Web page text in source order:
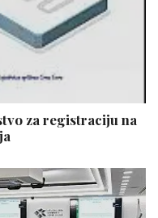
za registraciju na